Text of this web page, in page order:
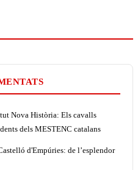
Nova Història: Els cavalls
dels MESTENC catalans
d'Empúries: de l’esplendor